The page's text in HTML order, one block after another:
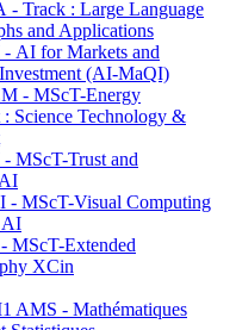
Track : Large Language
and Applications
AI for Markets and
(AI-MaQI)
- MScT-Energy
Science Technology &
MScT-Trust and
- MScT-Visual Computing
AI
MScT-Extended
XCin
AMS - Mathématiques